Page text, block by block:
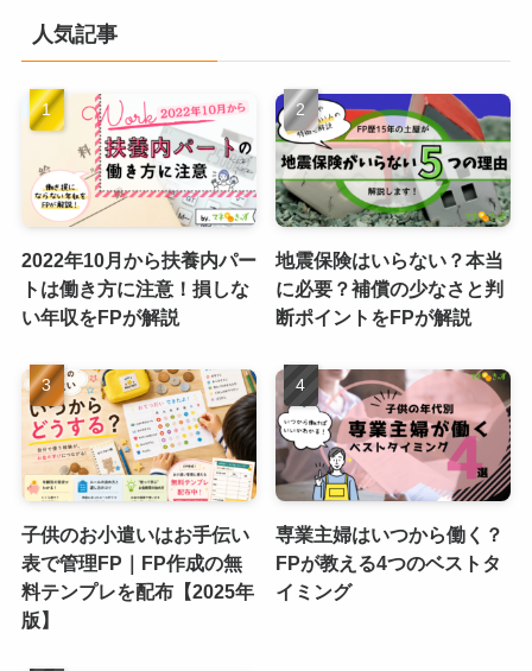
人気記事
2022年10月から扶養内パー
トは働き方に注意！損しな
い年収をFPが解説
地震保険はいらない？本当
に必要？補償の少なさと判
断ポイントをFPが解説
子供のお小遣いはお手伝い
表で管理FP｜FP作成の無
料テンプレを配布【2025年
版】
専業主婦はいつから働く？
FPが教える4つのベストタ
イミング